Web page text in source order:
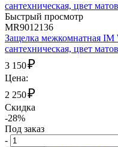
Быстрый просмотр
MR9012136
Защелка межкомнатная IM
сантехническая, цвет
3 150₽
Цена:
2 250₽
Скидка
-28%
Под заказ
-